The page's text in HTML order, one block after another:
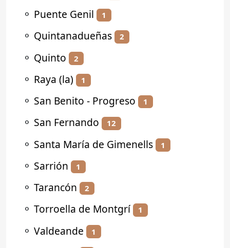
⚬ Puente Genil 1
⚬ Quintanadueñas 2
⚬ Quinto 2
⚬ Raya (la) 1
⚬ San Benito - Progreso 1
⚬ San Fernando 12
⚬ Santa María de Gimenells 1
⚬ Sarrión 1
⚬ Tarancón 2
⚬ Torroella de Montgrí 1
⚬ Valdeande 1